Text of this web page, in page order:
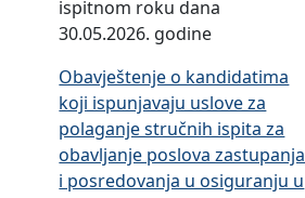
i
n
e
4
.
g
o
d
i
n
2
.
0
2
3
.
g
o
3
.
0
6
.
2
2
0
2
d
o
3
1
.
1
.
2
0
2
d
d
0
1
.
0
p
r
i
o
d
o
ispitnom roku dana
30.05.2026. godine
Obavještenje o kandidatima
koji ispunjavaju uslove za
polaganje stručnih ispita za
obavljanje poslova zastupanja
i posredovanja u osiguranju u